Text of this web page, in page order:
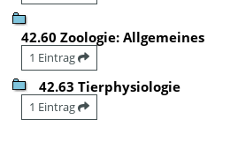
42.60 Zoologie: Allgemeines
1 Eintrag
42.63 Tierphysiologie
1 Eintrag